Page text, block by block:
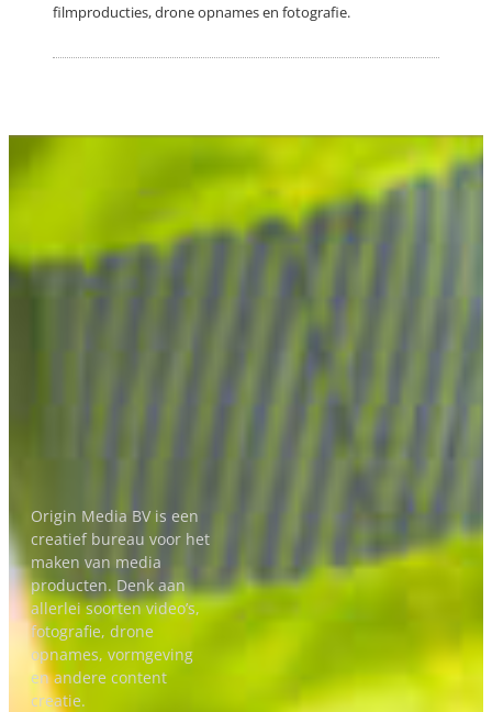
filmproducties, drone opnames en fotografie.
Origin Media BV is een
creatief bureau voor het
maken van media
producten. Denk aan
allerlei soorten video’s,
fotografie, drone
opnames, vormgeving
en andere content
creatie.